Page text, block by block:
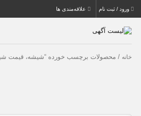
ورود / ثبت نام علاقه‌مندی ها
خانه / محصولات برچسب خورده “شیشه، قیمت